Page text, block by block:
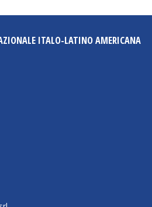
ITALO-LATINO AMERICANA